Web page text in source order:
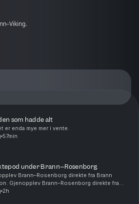
som hadde alt
er enda mye mer i vente.
57min
under Brann–Rosenborg
Brann–Rosenborg direkte fra Brann
Gjenopplev Brann–Rosenborg direkte fra
Stadion. 00:14:54 - Start 1. omgang 00:28:15 -
2h